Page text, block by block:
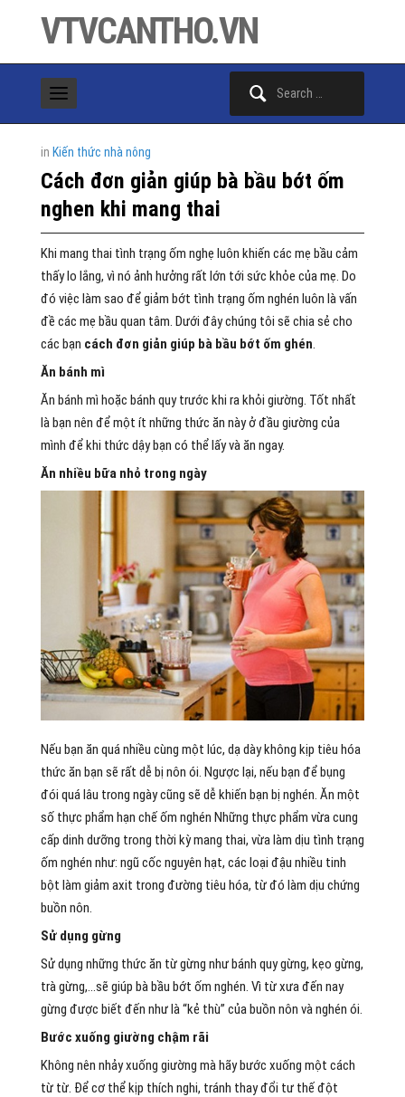
VTVCANTHO.VN
in Kiến thức nhà nông
Cách đơn giản giúp bà bầu bớt ốm
nghen khi mang thai
Khi mang thai tình trạng ốm nghẹ luôn khiến các mẹ bầu cảm
thấy lo lắng, vì nó ảnh hưởng rất lớn tới sức khỏe của mẹ. Do
đó việc làm sao để giảm bớt tình trạng ốm nghén luôn là vấn
đề các mẹ bầu quan tâm. Dưới đây chúng tôi sẽ chia sẻ cho
các bạn cách đơn giản giúp bà bầu bớt ốm ghén.
Ăn bánh mì
Ăn bánh mì hoặc bánh quy trước khi ra khỏi giường. Tốt nhất
là bạn nên để một ít những thức ăn này ở đầu giường của
mình để khi thức dậy bạn có thể lấy và ăn ngay.
Ăn nhiều bữa nhỏ trong ngày
Nếu bạn ăn quá nhiều cùng một lúc, dạ dày không kịp tiêu hóa
thức ăn bạn sẽ rất dễ bị nôn ói. Ngược lại, nếu bạn để bụng
đói quá lâu trong ngày cũng sẽ dễ khiến bạn bị nghén. Ăn một
số thực phẩm hạn chế ốm nghén Những thực phẩm vừa cung
cấp dinh dưỡng trong thời kỳ mang thai, vừa làm dịu tình trạng
ốm nghén như: ngũ cốc nguyên hạt, các loại đậu nhiều tinh
bột làm giảm axit trong đường tiêu hóa, từ đó làm dịu chứng
buồn nôn.
Sử dụng gừng
Sử dụng những thức ăn từ gừng như bánh quy gừng, kẹo gừng,
trà gừng,…sẽ giúp bà bầu bớt ốm nghén. Vì từ xưa đến nay
gừng được biết đến như là “kẻ thù” của buồn nôn và nghén ói.
Bước xuống giường chậm rãi
Không nên nhảy xuống giường mà hãy bước xuống một cách
từ từ. Để cơ thể kịp thích nghi, tránh thay đổi tư thế đột